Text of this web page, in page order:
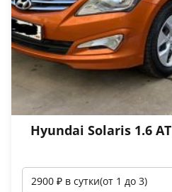
Hyundai Solaris 1.6